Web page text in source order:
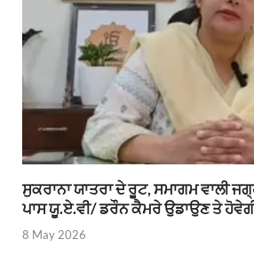
ਸੁਕਰਾਨਾ ਯਾਤਰਾ ਦੇ ਰੂਟ, ਸਮਾਗਮ ਵਾਲੀ
ਪਾਸ ਯੂ.ਏ.ਵੀ/ ਡਰੌਨ ਕੈਮਰੇ ਉਡਾਉਣ ਤੇ
8 May 2026